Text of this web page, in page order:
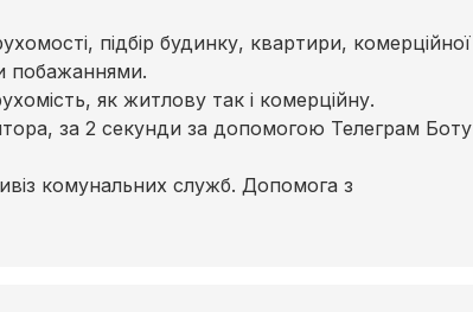
підбір будинку, квартири, комерційної
побажаннями.
як житлову так і комерційну.
за 2 секунди за допомогою Телеграм Боту
комунальних служб. Допомога з